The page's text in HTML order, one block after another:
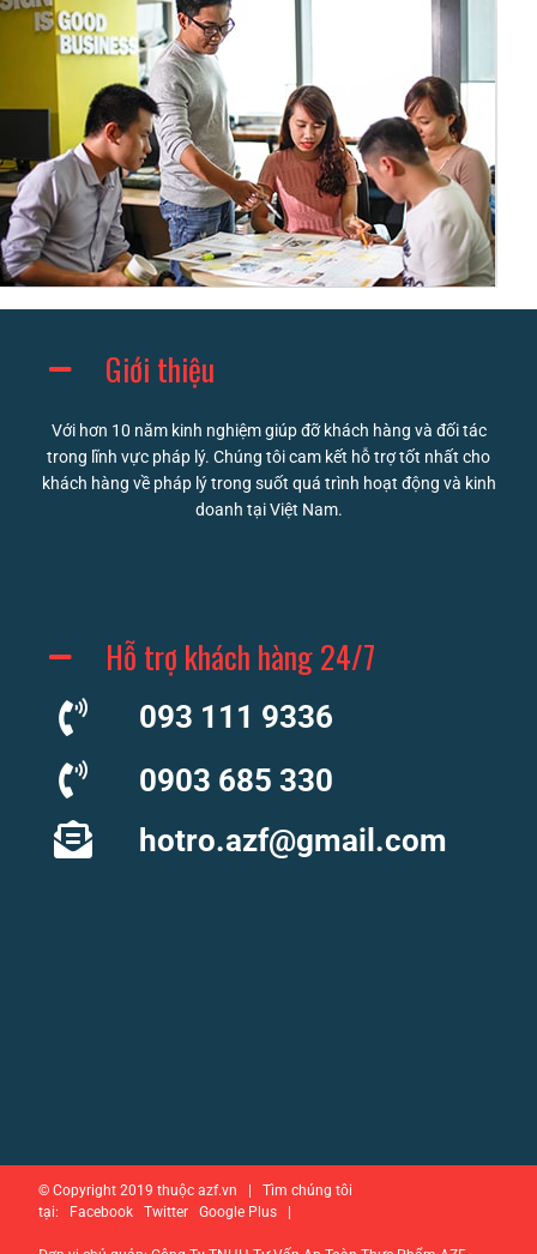
Giới thiệu
Với hơn 10 năm kinh nghiệm giúp đỡ khách hàng và đối tác
trong lĩnh vực pháp lý. Chúng tôi cam kết hỗ trợ tốt nhất cho
khách hàng về pháp lý trong suốt quá trình hoạt động và kinh
doanh tại Việt Nam.
Hỗ trợ khách hàng 24/7
093 111 9336
0903 685 330
hotro.azf@gmail.com
© Copyright 2019 thuộc azf.vn | Tìm chúng tôi
tại: Facebook Twitter Google Plus |